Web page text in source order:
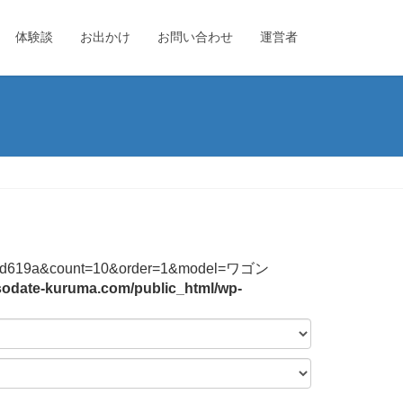
体験談 お出かけ お問い合わせ 運営者
ワゴン
kuruma.com/public_html/wp-